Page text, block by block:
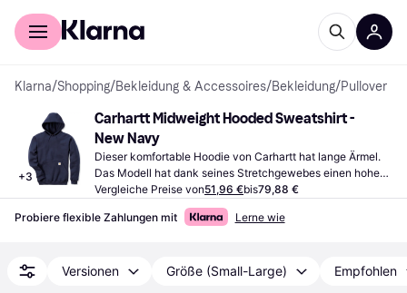
Für Shopper
Klarna/Shopping/Bekleidung & Accessoires/Bekleidung/Pullover
+3
Carhartt Midweight Hooded Sweatshirt -
New Navy
Dieser komfortable Hoodie von Carhartt hat lange Ärmel.
Das Modell hat dank seines Stretchgewebes einen hohen
Tragekomfort.
Vergleiche Preise von51,96 €bis79,88 €
Probiere flexible Zahlungen mit Lerne wie
Versionen Größe (Small-Large) Empfohlen